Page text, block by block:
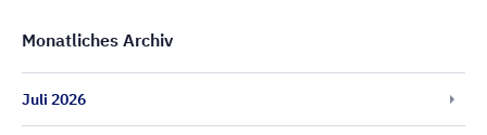
Monatliches Archiv
Juli 2026